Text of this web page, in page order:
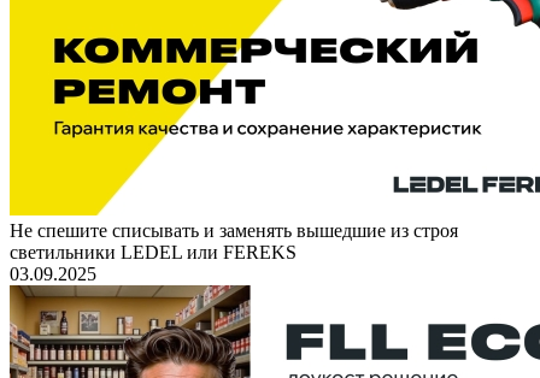
Не спешите списывать и заменять вышедшие из строя
светильники LEDEL или FEREKS
03.09.2025